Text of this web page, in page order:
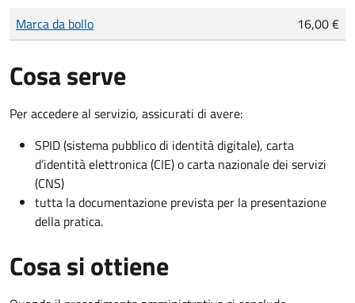
Tipo di pagamento
Importo
Marca da bollo 16,00 €
Cosa serve
Per accedere al servizio, assicurati di avere:
SPID (sistema pubblico di identità digitale), carta
d’identità elettronica (CIE) o carta nazionale dei servizi
(CNS)
tutta la documentazione prevista per la presentazione
della pratica.
Cosa si ottiene